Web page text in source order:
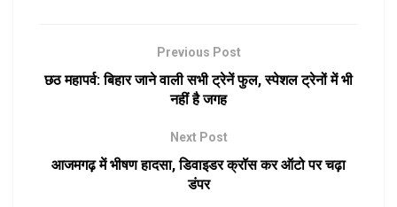
Previous Post
छठ महापर्व: बिहार जाने वाली सभी ट्रेनें फुल, स्पेशल ट्रेनों में भी
नहीं है जगह
Next Post
आजमगढ़ में भीषण हादसा, डिवाइडर क्रॉस कर ऑटो पर चढ़ा
डंपर